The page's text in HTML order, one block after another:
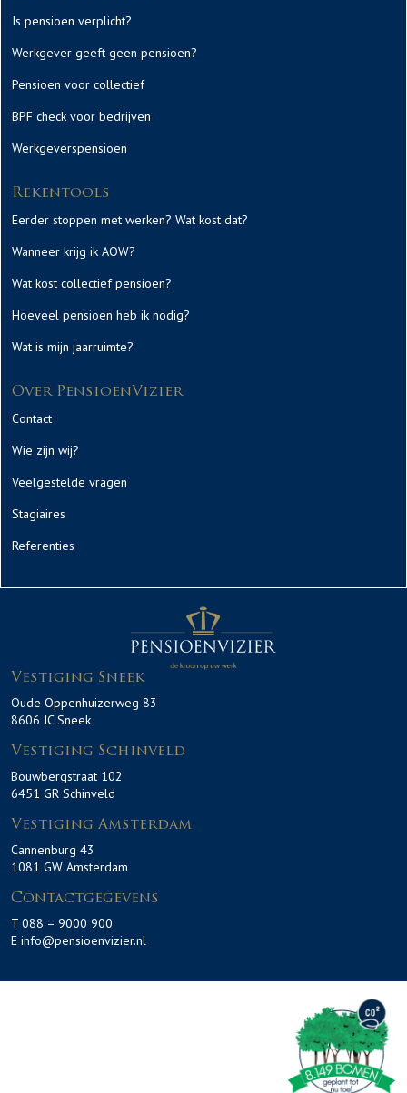
Is pensioen verplicht?
Werkgever geeft geen pensioen?
Pensioen voor collectief
BPF check voor bedrijven
Werkgeverspensioen
Rekentools
Eerder stoppen met werken? Wat kost dat?
Wanneer krijg ik AOW?
Wat kost collectief pensioen?
Hoeveel pensioen heb ik nodig?
Wat is mijn jaarruimte?
Over PensioenVizier
Contact
Wie zijn wij?
Veelgestelde vragen
Stagiaires
Referenties
Vestiging Sneek
Oude Oppenhuizerweg 83
8606 JC Sneek
Vestiging Schinveld
Bouwbergstraat 102
6451 GR Schinveld
Vestiging Amsterdam
Cannenburg 43
1081 GW Amsterdam
Contactgegevens
T 088 – 9000 900
E info@pensioenvizier.nl